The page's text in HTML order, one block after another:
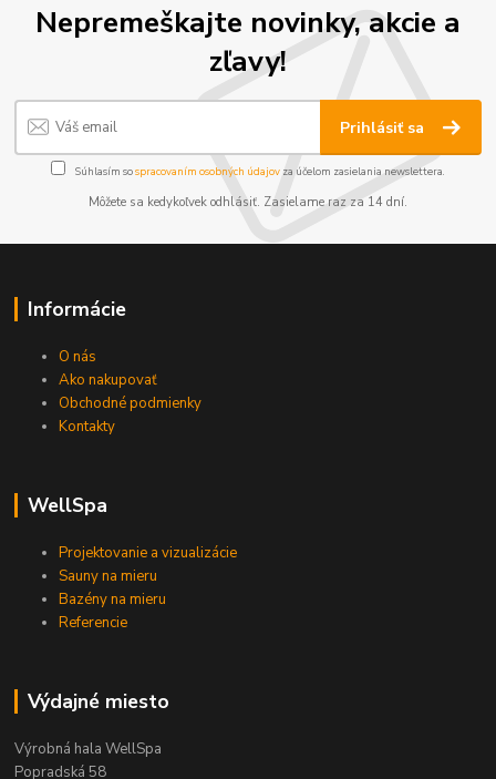
Nepremeškajte novinky, akcie a
zľavy!
Prihlásiť sa
Súhlasím sospracovaním osobných údajov za účelom zasielania newslettera.
Môžete sa kedykoľvek odhlásiť. Zasielame raz za 14 dní.
Informácie
O nás
Ako nakupovať
Obchodné podmienky
Kontakty
WellSpa
Projektovanie a vizualizácie
Sauny na mieru
Bazény na mieru
Referencie
Výdajné miesto
Výrobná hala WellSpa
Popradská 58